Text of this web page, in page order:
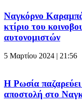
Ναγκόρνο
κτίριο του
αυτονομιστών
5 Μαρτίου 2024 | 21:56
Η Ρωσία παζαρεύει
αποστολή στο